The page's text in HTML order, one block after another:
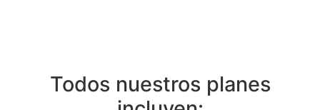
Todos nuestros planes